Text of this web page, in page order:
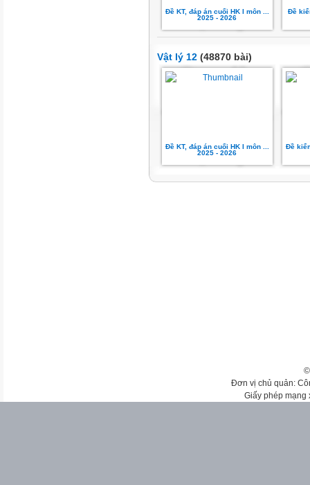
Đề KT, đáp án cuối HK I môn ...
2025 - 2026
Đề
Vật lý 12 (48870 bài)
Đề KT, đáp án cuối HK I môn ...
2025 - 2026
Đề
Đơn vị chủ quản:
Giấy phép mạng